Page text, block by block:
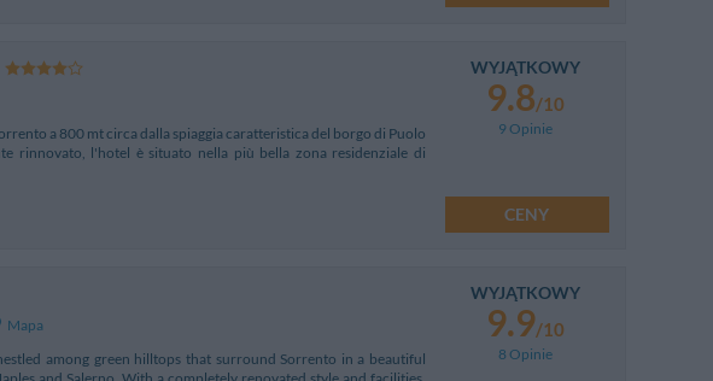
a 800 mt circa dalla spiaggia caratteristica del borgo di Puolo
rinnovato, l'hotel è situato nella più bella zona residenziale di
WYJĄTKOWY
9.8/10
9 Opinie
CENY
Mapa
among green hilltops that surround Sorrento in a beautiful
WYJĄTKOWY
9.9/10
8 Opinie